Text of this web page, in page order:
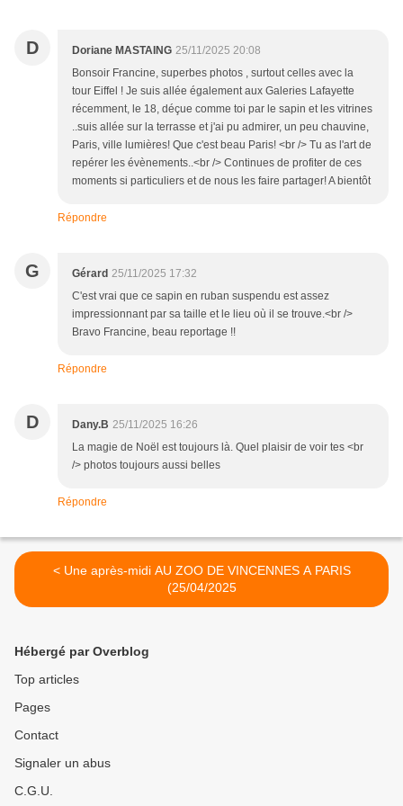
D Doriane MASTAING 25/11/2025 20:08
Bonsoir Francine, superbes photos , surtout celles avec la
tour Eiffel ! Je suis allée également aux Galeries Lafayette
récemment, le 18, déçue comme toi par le sapin et les vitrines
..suis allée sur la terrasse et j'ai pu admirer, un peu chauvine,
Paris, ville lumières! Que c'est beau Paris! <br /> Tu as l'art de
repérer les évènements..<br /> Continues de profiter de ces
moments si particuliers et de nous les faire partager! A bientôt
Répondre
G Gérard 25/11/2025 17:32
C'est vrai que ce sapin en ruban suspendu est assez
impressionnant par sa taille et le lieu où il se trouve.<br />
Bravo Francine, beau reportage !!
Répondre
D Dany.B 25/11/2025 16:26
La magie de Noël est toujours là. Quel plaisir de voir tes <br
/> photos toujours aussi belles
Répondre
< Une après-midi AU ZOO DE VINCENNES A PARIS
(25/04/2025
Hébergé par Overblog
Top articles
Pages
Contact
Signaler un abus
C.G.U.